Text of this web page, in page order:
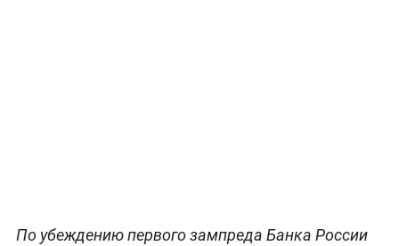
По убеждению первого зампреда Банка России